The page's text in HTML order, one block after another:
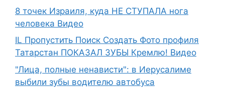
8 точек Израиля, куда НЕ СТУПАЛА нога
человека Видео
IL Пропустить Поиск Создать Фото профиля
Татарстан ПОКАЗАЛ ЗУБЫ Кремлю! Видео
"Лица, полные ненависти": в Иерусалиме
выбили зубы водителю автобуса